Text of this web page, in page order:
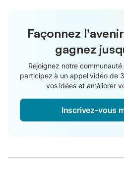
Façonnez
gagnez
Rejoignez notre
participez à un appel vidéo de
vos idées et améliorer
Inscrivez-vous